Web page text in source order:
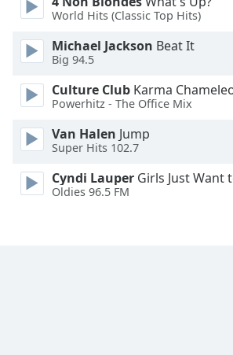
Font
Family
Done
Close
Dialog
dialog
window.
World Hits (Classic Top Hits)
Michael Jackson Beat It
Big 94.5
Culture Club Karma
Powerhitz - The Office Mix
Van Halen Jump
Super Hits 102.7
Cyndi Lauper Girls Just Want
Oldies 96.5 FM